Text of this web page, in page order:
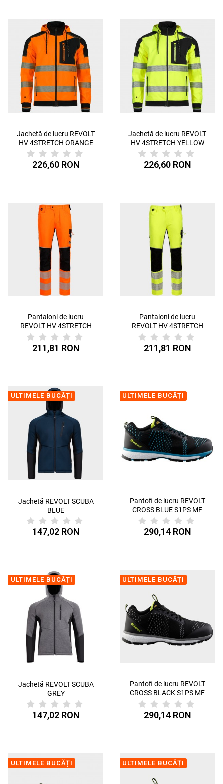
Jachetă de lucru REVOLT
HV 4STRETCH ORANGE
226,60 RON
Jachetă de lucru REVOLT
HV 4STRETCH YELLOW
226,60 RON
Pantaloni de lucru
REVOLT HV 4STRETCH
ORANGE
211,81 RON
Pantaloni de lucru
REVOLT HV 4STRETCH
YELLOW
211,81 RON
ULTIMELE BUCĂȚI
Jachetă REVOLT SCUBA
BLUE
147,02 RON
ULTIMELE BUCĂȚI
Pantofi de lucru REVOLT
CROSS BLUE S1PS MF
ESD SR
290,14 RON
ULTIMELE BUCĂȚI
Jachetă REVOLT SCUBA
GREY
147,02 RON
ULTIMELE BUCĂȚI
Pantofi de lucru REVOLT
CROSS BLACK S1PS MF
ESD SR
290,14 RON
ULTIMELE BUCĂȚI ULTIMELE BUCĂȚI